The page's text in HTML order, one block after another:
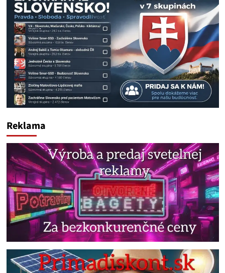
Reklama